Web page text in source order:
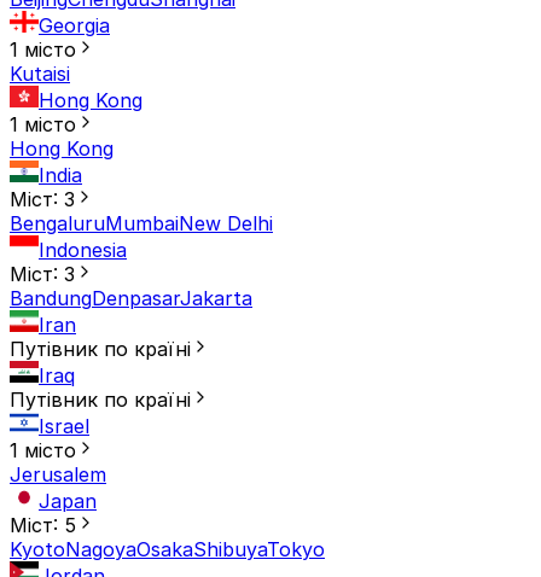
Georgia
1 місто
Kutaisi
Hong Kong
1 місто
Hong Kong
India
Міст: 3
BengaluruMumbaiNew Delhi
Indonesia
Міст: 3
BandungDenpasarJakarta
Iran
Путівник по країні
Iraq
Путівник по країні
Israel
1 місто
Jerusalem
Japan
Міст: 5
KyotoNagoyaOsakaShibuyaTokyo